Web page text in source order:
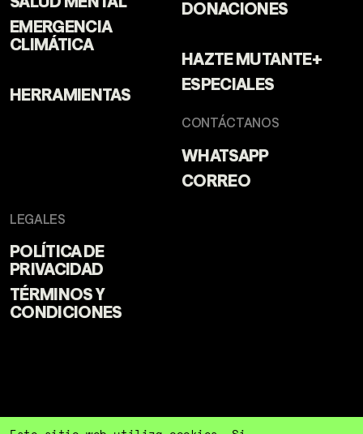
EMERGENCIA
CLIMÁTICA
HERRAMIENTAS
DONACIONES
HAZTE MUTANTE+
ESPECIALES
CONTÁCTANOS
WHATSAPP
CORREO
LEGALES
POLÍTICA DE
PRIVACIDAD
TÉRMINOS Y
CONDICIONES